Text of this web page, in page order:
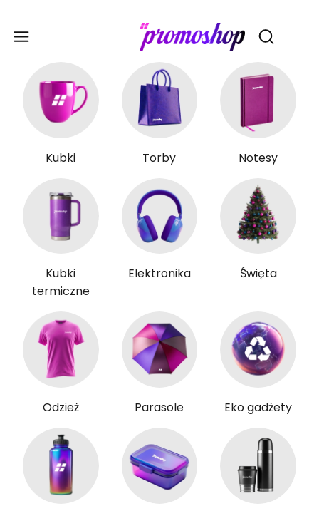
Otwórz
Kubki Torby Notesy
Kubki
termiczne
Elektronika Święta
Odzież Parasole Eko gadżety